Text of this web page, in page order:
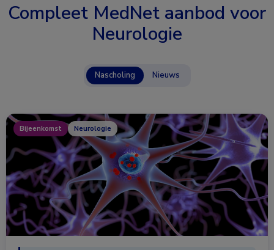
Compleet MedNet aanbod voor
Neurologie
Nascholing Nieuws
Bijeenkomst Neurologie